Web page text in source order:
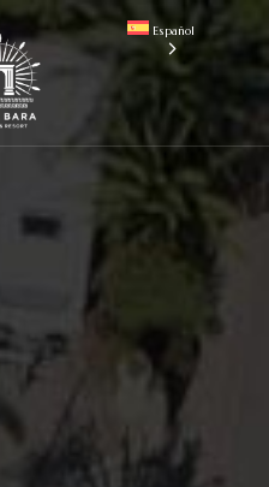
Español